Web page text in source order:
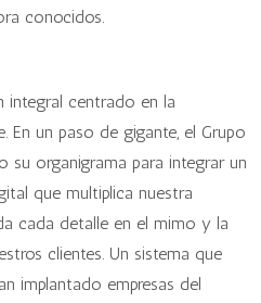
conocidos.
integral centrado en la
En un paso de gigante, el Grupo
su organigrama para integrar un
que multiplica nuestra
cada detalle en el mimo y la
clientes. Un sistema que
implantado empresas del